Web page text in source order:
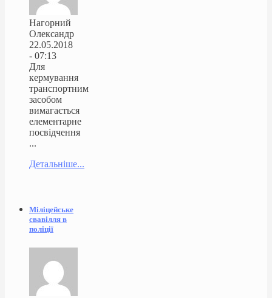
Нагорний
Олександр
22.05.2018
- 07:13
Для
кермування
транспортним
засобом
вимагається
елементарне
посвідчення
...
Детальніше...
Міліцейське
свавілля в
поліції